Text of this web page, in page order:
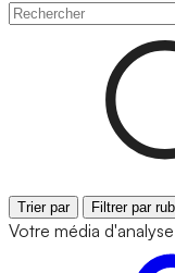
Trier par Filtrer par
Votre média